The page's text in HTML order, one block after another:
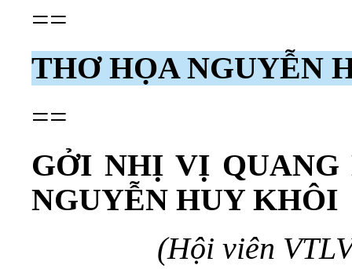
==
THƠ HỌA NGUYỄN
==
GỞI NHỊ VỊ
NGUYỄN HUY KHÔI
(Hội viên